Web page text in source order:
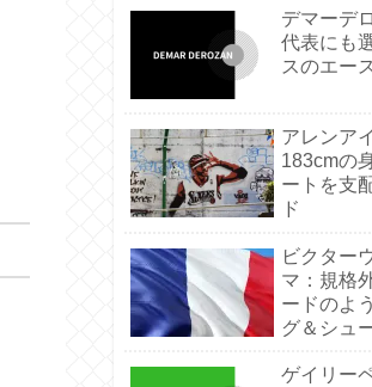
デマーデ
代表にも
スのエース
アレンア
183cmの
ートを支
ド
ビクター
マ：規格
ードのよ
グ＆シュ
ゲイリー